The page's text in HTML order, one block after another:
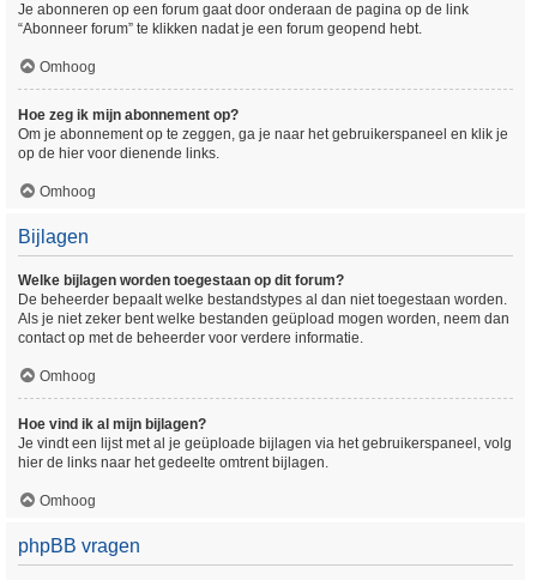
Je abonneren op een forum gaat door onderaan de pagina op de link
“Abonneer forum” te klikken nadat je een forum geopend hebt.
Omhoog
Hoe zeg ik mijn abonnement op?
Om je abonnement op te zeggen, ga je naar het gebruikerspaneel en klik je
op de hier voor dienende links.
Omhoog
Bijlagen
Welke bijlagen worden toegestaan op dit forum?
De beheerder bepaalt welke bestandstypes al dan niet toegestaan worden.
Als je niet zeker bent welke bestanden geüpload mogen worden, neem dan
contact op met de beheerder voor verdere informatie.
Omhoog
Hoe vind ik al mijn bijlagen?
Je vindt een lijst met al je geüploade bijlagen via het gebruikerspaneel, volg
hier de links naar het gedeelte omtrent bijlagen.
Omhoog
phpBB vragen